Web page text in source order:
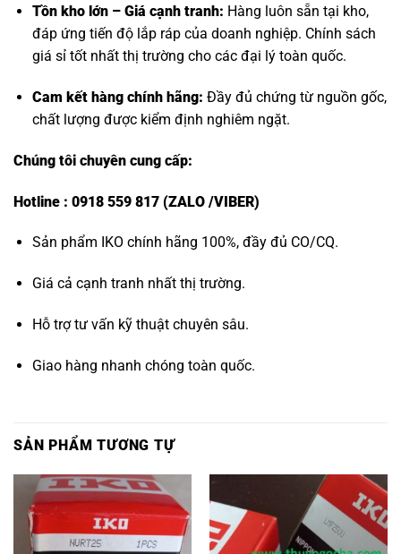
Tồn kho lớn – Giá cạnh tranh: Hàng luôn sẵn tại kho,
đáp ứng tiến độ lắp ráp của doanh nghiệp. Chính sách
giá sỉ tốt nhất thị trường cho các đại lý toàn quốc.
Cam kết hàng chính hãng: Đầy đủ chứng từ nguồn gốc,
chất lượng được kiểm định nghiêm ngặt.
Chúng tôi chuyên cung cấp:
Hotline : 0918 559 817 (ZALO /VIBER)
Sản phẩm IKO chính hãng 100%, đầy đủ CO/CQ.
Giá cả cạnh tranh nhất thị trường.
Hỗ trợ tư vấn kỹ thuật chuyên sâu.
Giao hàng nhanh chóng toàn quốc.
SẢN PHẨM TƯƠNG TỰ